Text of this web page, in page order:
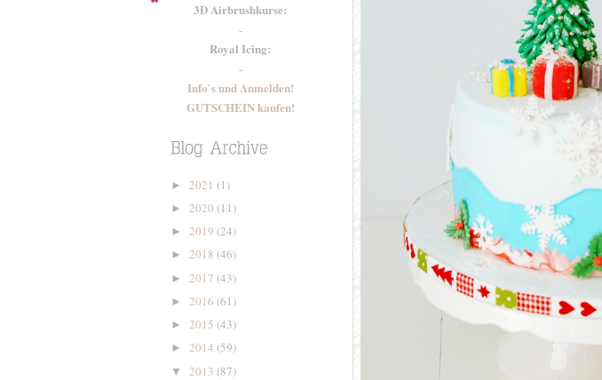
3D Airbrushkurse:
-
Royal Icing:
-
Info`s und Anmelden!
GUTSCHEIN kaufen!
► 2021 (1)
► 2020 (11)
► 2019 (24)
► 2018 (46)
► 2017 (43)
► 2016 (61)
► 2015 (43)
► 2014 (59)
▼ 2013 (87)